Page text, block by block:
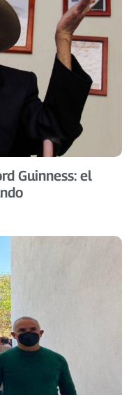
Guinness: el